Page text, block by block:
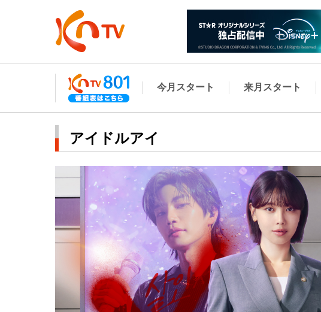
今月スタート 来月スタート
アイドルアイ